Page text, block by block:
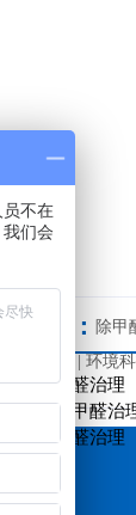
链接： 除甲
环境
罗江甲醛治理
游仙甲醛治
安阳甲醛治理
不在
们会